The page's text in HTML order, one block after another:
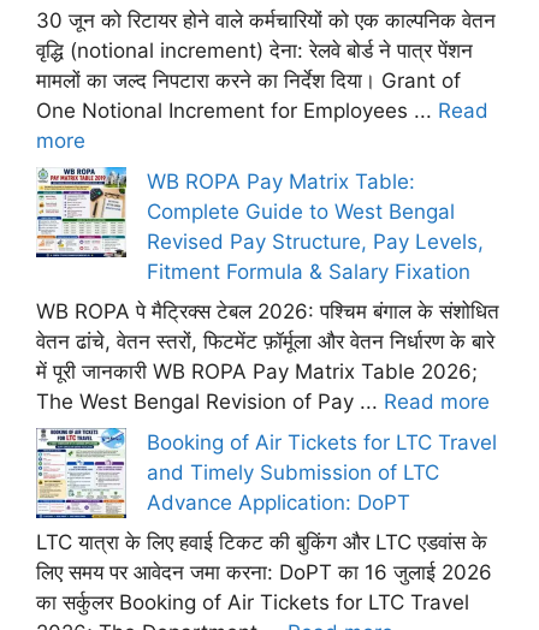
30 जून को रिटायर होने वाले कर्मचारियों को एक काल्पनिक वेतन
वृद्धि (notional increment) देना: रेलवे बोर्ड ने पात्र पेंशन
मामलों का जल्द निपटारा करने का निर्देश दिया। Grant of
One Notional Increment for Employees ... Read
more
WB ROPA Pay Matrix Table:
Complete Guide to West Bengal
Revised Pay Structure, Pay Levels,
Fitment Formula & Salary Fixation
WB ROPA पे मैट्रिक्स टेबल 2026: पश्चिम बंगाल के संशोधित
वेतन ढांचे, वेतन स्तरों, फिटमेंट फ़ॉर्मूला और वेतन निर्धारण के बारे
में पूरी जानकारी WB ROPA Pay Matrix Table 2026;
The West Bengal Revision of Pay ... Read more
Booking of Air Tickets for LTC Travel
and Timely Submission of LTC
Advance Application: DoPT
LTC यात्रा के लिए हवाई टिकट की बुकिंग और LTC एडवांस के
लिए समय पर आवेदन जमा करना: DoPT का 16 जुलाई 2026
का सर्कुलर Booking of Air Tickets for LTC Travel